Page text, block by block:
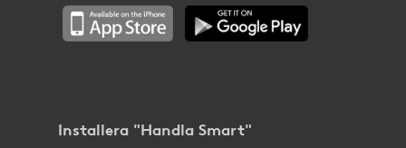
Installera "Handla Smart"